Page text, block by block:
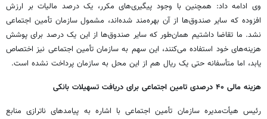
وی ادامه داد: همچنین با وجود پیگیری‌های مکرر، یک درصد مالیات بر ارزش
افزوده که سایر صندوق‌ها از آن بهره‌مند شده‌اند، مشمول سازمان تأمین اجتماعی
نشد. ما تقاضا داشتیم همان‌طور که سایر صندوق‌ها از این یک درصد برای پوشش
هزینه‌های خود استفاده می‌کنند، این سهم به سازمان تأمین اجتماعی نیز اختصاص
یابد، اما متأسفانه حتی یک ریال هم از این محل به سازمان پرداخت نشده است.
هزینه مالی ۴۰ درصدی تامین اجتماعی برای دریافت تسهیلات بانکی
رئیس هیأت‌مدیره سازمان تأمین اجتماعی با اشاره به پیامدهای ناترازی منابع